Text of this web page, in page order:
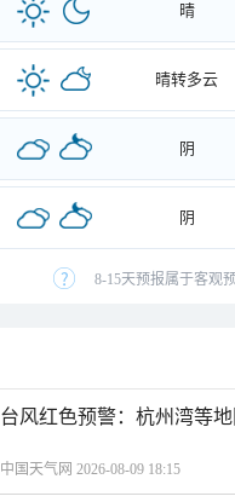
晴
晴转多云
阴
阴
8-15天预报属于客观
台风红色预警：杭州湾等
中国天气网 2026-08-09 18:15